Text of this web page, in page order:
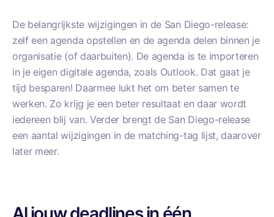
De belangrijkste wijzigingen in de San Diego-release:
zelf een agenda opstellen en de agenda delen binnen je
organisatie (of daarbuiten). De agenda is te importeren
in je eigen digitale agenda, zoals Outlook. Dat gaat je
tijd besparen! Daarmee lukt het om beter samen te
werken. Zo krijg je een beter resultaat en daar wordt
iedereen blij van. Verder brengt de San Diego-release
een aantal wijzigingen in de matching-tag lijst, daarover
later meer.